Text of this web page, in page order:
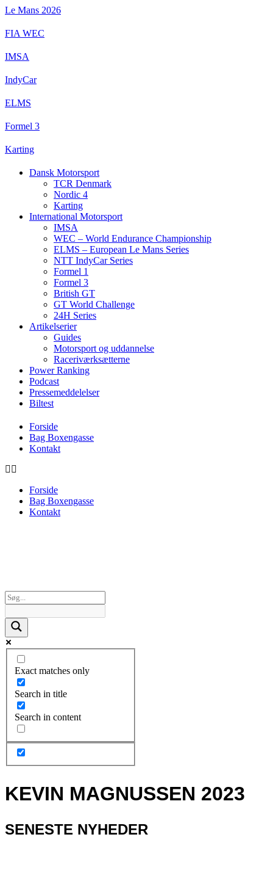
Videre
indhold
Le Mans 2026
FIA WEC
IMSA
IndyCar
ELMS
Formel 3
Karting
Dansk Motorsport
TCR Denmark
Nordic 4
Karting
International Motorsport
IMSA
WEC – World Endurance Championship
ELMS – European Le Mans Series
NTT IndyCar Series
Formel 1
Formel 3
British GT
GT World Challenge
24H Series
Artikelserier
Guides
Motorsport og uddannelse
Raceriværksætterne
Power Ranking
Podcast
Pressemeddelelser
Biltest
Forside
Bag Boxengasse
Kontakt
Forside
Bag Boxengasse
Kontakt
Exact matches only
Search in title
Search in content
KEVIN MAGNUSSEN 2023
SENESTE NYHEDER